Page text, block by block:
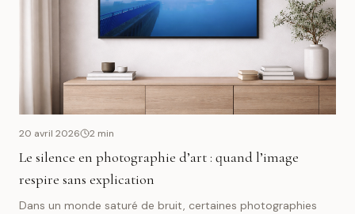
20 avril 2026 2 min
Le silence en photographie d’art : quand l’image
respire sans explication
Dans un monde saturé de bruit, certaines photographies